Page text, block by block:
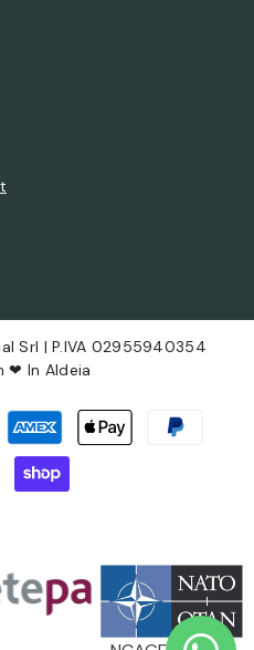
Srl | P.IVA 02955940354
❤ In Aldeia
Payment
methods